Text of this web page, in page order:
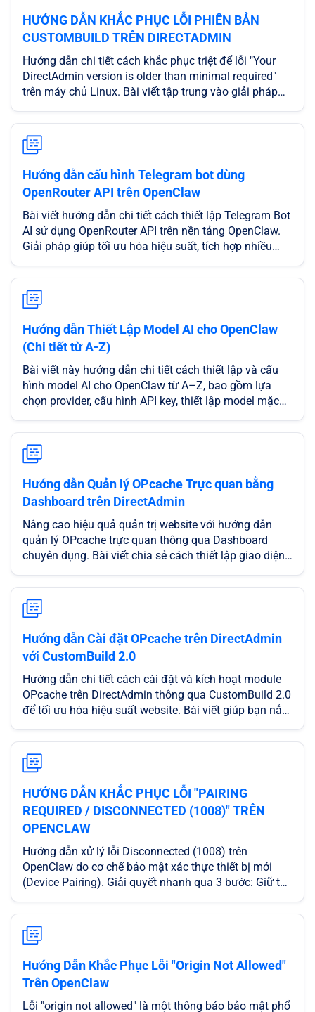
HƯỚNG DẪN KHẮC PHỤC LỖI PHIÊN BẢN
CUSTOMBUILD TRÊN DIRECTADMIN
Hướng dẫn chi tiết cách khắc phục triệt để lỗi "Your
DirectAdmin version is older than minimal required"
trên máy chủ Linux. Bài viết tập trung vào giải pháp
CustomBuild bằng cách can thiệp vào mã nguồn
script build, giúp bạn tiếp tục cài đặt và cập nhật dịch
vụ hệ thống mà không cần nâng cấp ngay phiên bản
DirectAdmin.
Hướng dẫn cấu hình Telegram bot dùng
OpenRouter API trên OpenClaw
Bài viết hướng dẫn chi tiết cách thiết lập Telegram Bot
AI sử dụng OpenRouter API trên nền tảng OpenClaw.
Giải pháp giúp tối ưu hóa hiệu suất, tích hợp nhiều
ổn định trên hạ tầng Cloud Server của CloudFly
Hướng dẫn Thiết Lập Model AI cho OpenClaw
(Chi tiết từ A-Z)
Bài viết này hướng dẫn chi tiết cách thiết lập và cấu
hình model AI cho OpenClaw từ A–Z, bao gồm lựa
chọn provider, cấu hình API key, thiết lập model mặc
hợp cho người mới bắt đầu, giúp bạn nhanh chóng
cấu hình và sử dụng OpenClaw hiệu quả.
Hướng dẫn Quản lý OPcache Trực quan bằng
Dashboard trên DirectAdmin
Nâng cao hiệu quả quản trị website với hướng dẫn
quản lý OPcache trực quan thông qua Dashboard
chuyên dụng. Bài viết chia sẻ cách thiết lập giao diện
như tỷ lệ Hit Rate, dung lượng RAM thực tế đang sử
dụng và tính năng Flush Cache (làm mới bộ nhớ đệm)
chỉ với một cú nhấp chuột. Đây là giải pháp tối ưu
giúp người dùng làm chủ hiệu suất máy chủ, đảm bảo
website luôn vận hành mượt mà và cập nhật nội dung
tức thì trên hạ tầng Cloud Server mạnh mẽ của
CloudFly.
Hướng dẫn Cài đặt OPcache trên DirectAdmin
với CustomBuild 2.0
Hướng dẫn chi tiết cách cài đặt và kích hoạt module
OPcache trên DirectAdmin thông qua CustomBuild 2.0
để tối ưu hóa hiệu suất website. Bài viết giúp bạn nắm
thông báo lỗi thường gặp (Timeout, MD5 Checksum)
và phương pháp kiểm tra trạng thái hoạt động trực
quan qua Dashboard. Giải pháp hoàn hảo giúp giảm
tải CPU, tăng tốc độ load trang và tối ưu hóa trải
nghiệm người dùng trên hạ tầng Cloud Server mạnh
mẽ của CloudFly.
HƯỚNG DẪN KHẮC PHỤC LỖI "PAIRING
REQUIRED / DISCONNECTED (1008)" TRÊN
OPENCLAW
Hướng dẫn xử lý lỗi Disconnected (1008) trên
OpenClaw do cơ chế bảo mật xác thực thiết bị mới
(Device Pairing). Giải quyết nhanh qua 3 bước: Giữ tab
lệnh openclaw pairing list, và thực hiện phê duyệt
bằng lệnh openclaw pairing approve để hệ thống tự
động kết nối lại.
Hướng Dẫn Khắc Phục Lỗi "Origin Not Allowed"
Trên OpenClaw
Lỗi "origin not allowed" là một thông báo bảo mật phổ